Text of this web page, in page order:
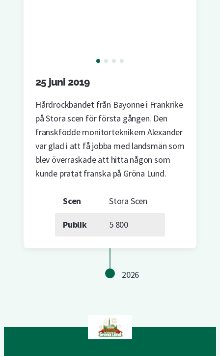
25 juni 2019
Hårdrockbandet från Bayonne i Frankrike
på Stora scen för första gången. Den
franskfödde monitorteknikern Alexander
var glad i att få jobba med landsmän som
blev överraskade att hitta någon som
kunde pratat franska på Gröna Lund.
Scen Stora Scen
Publik 5 800
2026